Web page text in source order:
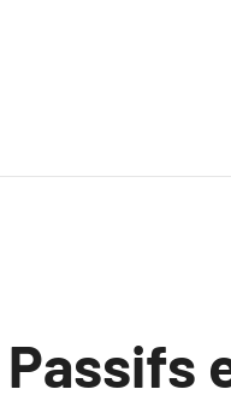
Passifs